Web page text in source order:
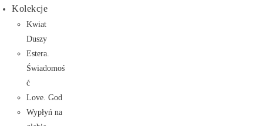
Kolekcje
Kwiat
Duszy
Estera.
Świadomoś
ć
Love. God
Wypłyń na